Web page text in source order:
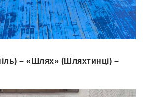
– «Шлях» (Шляхтинці) –